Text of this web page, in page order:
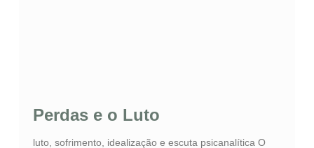
Perdas e o Luto
luto, sofrimento, idealização e escuta psicanalítica O